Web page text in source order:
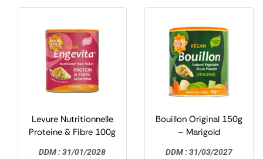
Levure Nutritionnelle
Proteine & Fibre 100g
DDM :31/01/2028
Bouillon Original 150g
– Marigold
DDM : 31/03/2027